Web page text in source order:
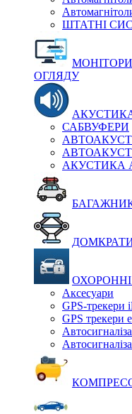
ШТАТНІ
ОГЛЯДУ
САБВУФЕРИ
АКУСТИКА
Аксесуари
GPS-трекери
GPS трекери